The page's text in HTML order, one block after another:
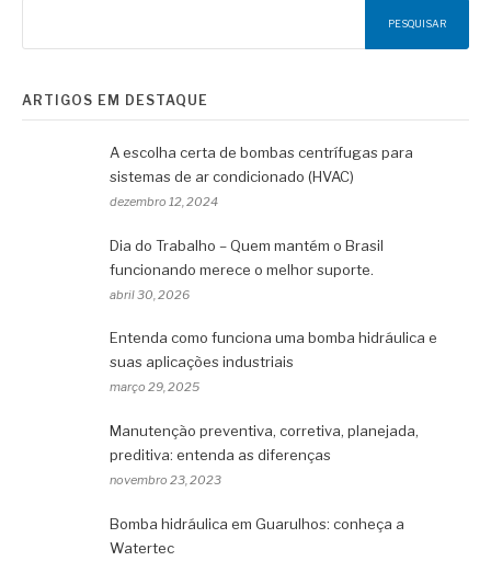
PESQUISAR
ARTIGOS EM DESTAQUE
A escolha certa de bombas centrífugas para
sistemas de ar condicionado (HVAC)
dezembro 12, 2024
Dia do Trabalho – Quem mantém o Brasil
funcionando merece o melhor suporte.
abril 30, 2026
Entenda como funciona uma bomba hidráulica e
suas aplicações industriais
março 29, 2025
Manutenção preventiva, corretiva, planejada,
preditiva: entenda as diferenças
novembro 23, 2023
Bomba hidráulica em Guarulhos: conheça a
Watertec